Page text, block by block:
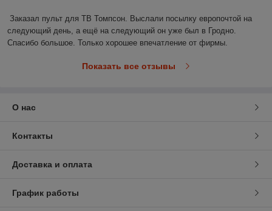
Заказал пульт для ТВ Томпсон. Выслали посылку европочтой на
следующий день, а ещё на следующий он уже был в Гродно.
Спасибо большое. Только хорошее впечатление от фирмы.
Показать все отзывы
О нас
Контакты
Доставка и оплата
График работы